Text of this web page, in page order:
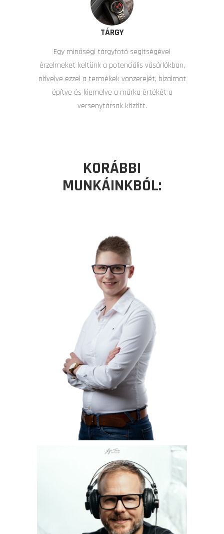
TÁRGY
Egy minőségi tárgyfotó segítségével
érzelmeket keltünk a potenciális vásárlókban,
növelve ezzel a termékek vonzerejét, bizalmat
építve és kiemelve a márka értékét a
versenytársak között.
KORÁBBI
MUNKÁINKBÓL: